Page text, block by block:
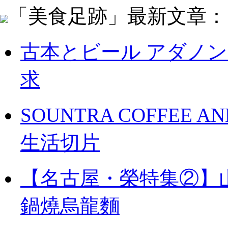
「美食足跡」最新文章：
古本とビール アダノ
求
SOUNTRA COFFEE
生活切片
【名古屋・榮特集②
鍋燒烏龍麵